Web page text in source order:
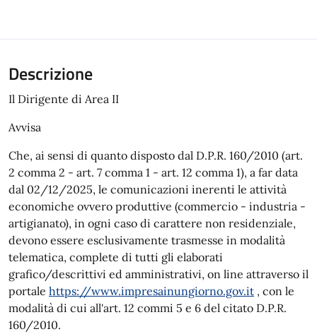
Descrizione
Il Dirigente di Area II
Avvisa
Che, ai sensi di quanto disposto dal D.P.R. 160/2010 (art.
2 comma 2 - art. 7 comma 1 - art. 12 comma 1), a far data
dal 02/12/2025, le comunicazioni inerenti le attività
economiche ovvero produttive (commercio - industria -
artigianato), in ogni caso di carattere non residenziale,
devono essere esclusivamente trasmesse in modalità
telematica, complete di tutti gli elaborati
grafico/descrittivi ed amministrativi, on line attraverso il
portale https://www.impresainungiorno.gov.it , con le
modalità di cui all'art. 12 commi 5 e 6 del citato D.P.R.
160/2010.